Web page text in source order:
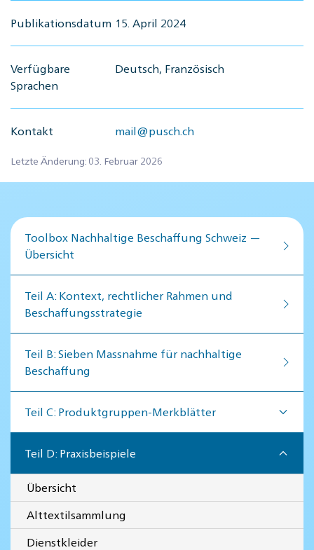
Publikationsdatum 15. April 2024
Verfügbare
Sprachen
Deutsch, Französisch
Kontakt mail@pusch.ch
Letzte Änderung: 03. Februar 2026
Toolbox Nachhaltige Beschaffung Schweiz —
Übersicht
Teil A: Kontext, rechtlicher Rahmen und
Beschaffungsstrategie
Teil B: Sieben Massnahme für nachhaltige
Beschaffung
Teil C: Produktgruppen-Merkblätter
Teil D: Praxisbeispiele
Übersicht
Alttextilsammlung
Dienstkleider